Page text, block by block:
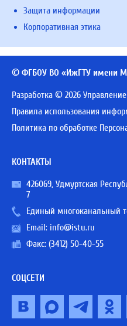
Защита информации
Корпоративная этика
© ФГБОУ ВО «ИжГТУ имени
Разработка © 2026
Правила использования
Политика по обработке
КОНТАКТЫ
426069, Удмуртская
7
Единый многоканальный
Email: info@istu.ru
Факс: (3412) 50-40-55
СОЦСЕТИ